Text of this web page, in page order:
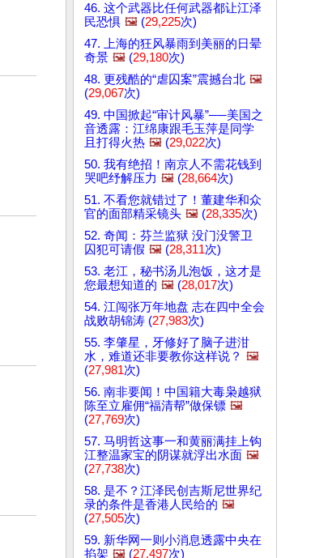
46. 这个武器比任何武器都让江泽
民恐惧 🖼️ (29,225次)
47. 上海的狂风暴雨到美丽的日晕
奇景 🖼️ (29,180次)
48. 更残酷的“虐囚案”震撼台北 🖼️
(29,067次)
49. 中国掀起“审计风暴”──美国之
音透露：江绵康跟毛玉萍是同学
且打得火热 🖼️ (29,022次)
50. 我有绝招！南京人不需花钱到
哭吧纾解压力 🖼️ (28,664次)
51. 不看您就错过了！董建华和众
官的面部精采镜头 🖼️ (28,335次)
52. 奇闻：芬兰监狱 没门没警卫
囚犯可请假 🖼️ (28,311次)
53. 老江，秘书汤儿泡饭，这才是
您最想知道的 🖼️ (28,017次)
54. 江闯张万年地盘 志在四中全会
战败胡锦涛 (27,983次)
55. 李肇星，牙修好了脑子进泔
水，难道还非要教你这样说？ 🖼️
(27,981次)
56. 南非要闻！中国籍大毒枭越狱
陈至立雇佣“福清帮”做保镖 🖼️
(27,769次)
57. 马明哲这事一和黄丽满挂上钩
江整温家宝的阴谋就浮出水面 🖼️
(27,738次)
58. 是不？江泽民创吉斯尼世界纪
录的条件是香港人民给的 🖼️
(27,505次)
59. 新华网一则小消息透露中央在
掐架 🖼️ (27,497次)